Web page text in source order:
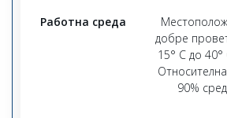
Работна среда
добре
15° C до 40°
90%